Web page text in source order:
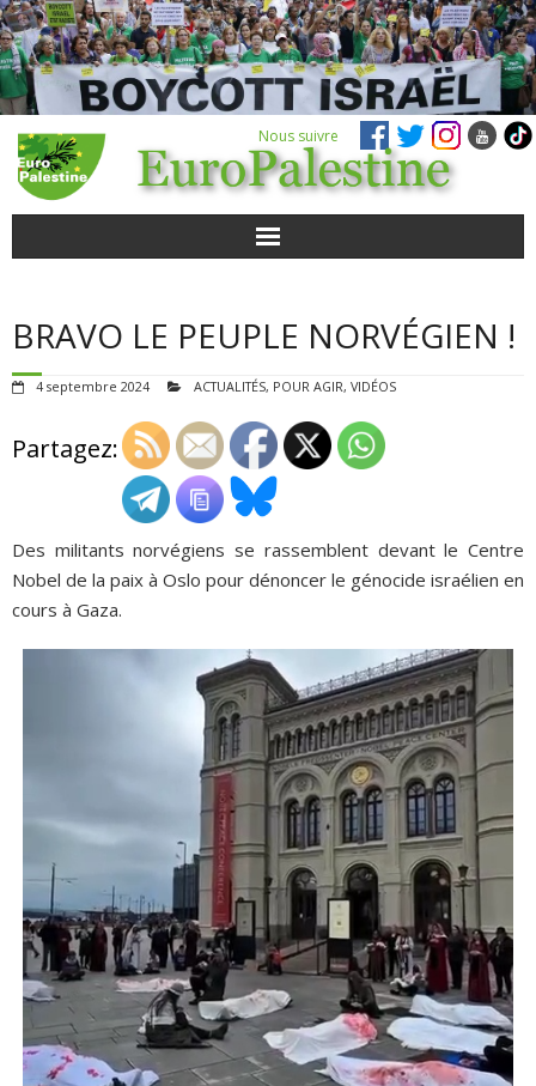
Nous suivre
POUR AGIR
VIDÉOS
QUI SOMMES-NOUS ?
ADHÉSIONS, DONS, CONTACT
BRAVO LE PEUPLE NORVÉGIEN !
4 septembre 2024 ACTUALITÉS, POUR AGIR, VIDÉOS
Partagez:
Des militants norvégiens se rassemblent devant le Centre
Nobel de la paix à Oslo pour dénoncer le génocide israélien en
cours à Gaza.